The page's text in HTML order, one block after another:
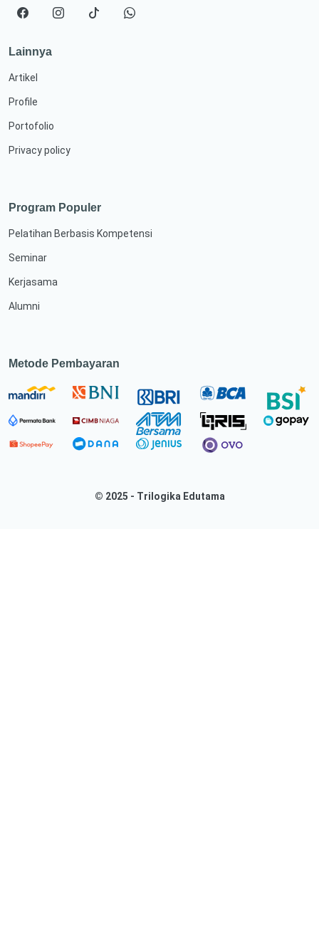
Lainnya
Artikel
Profile
Portofolio
Privacy policy
Program Populer
Pelatihan Berbasis Kompetensi
Seminar
Kerjasama
Alumni
Metode Pembayaran
© 2025 - Trilogika Edutama